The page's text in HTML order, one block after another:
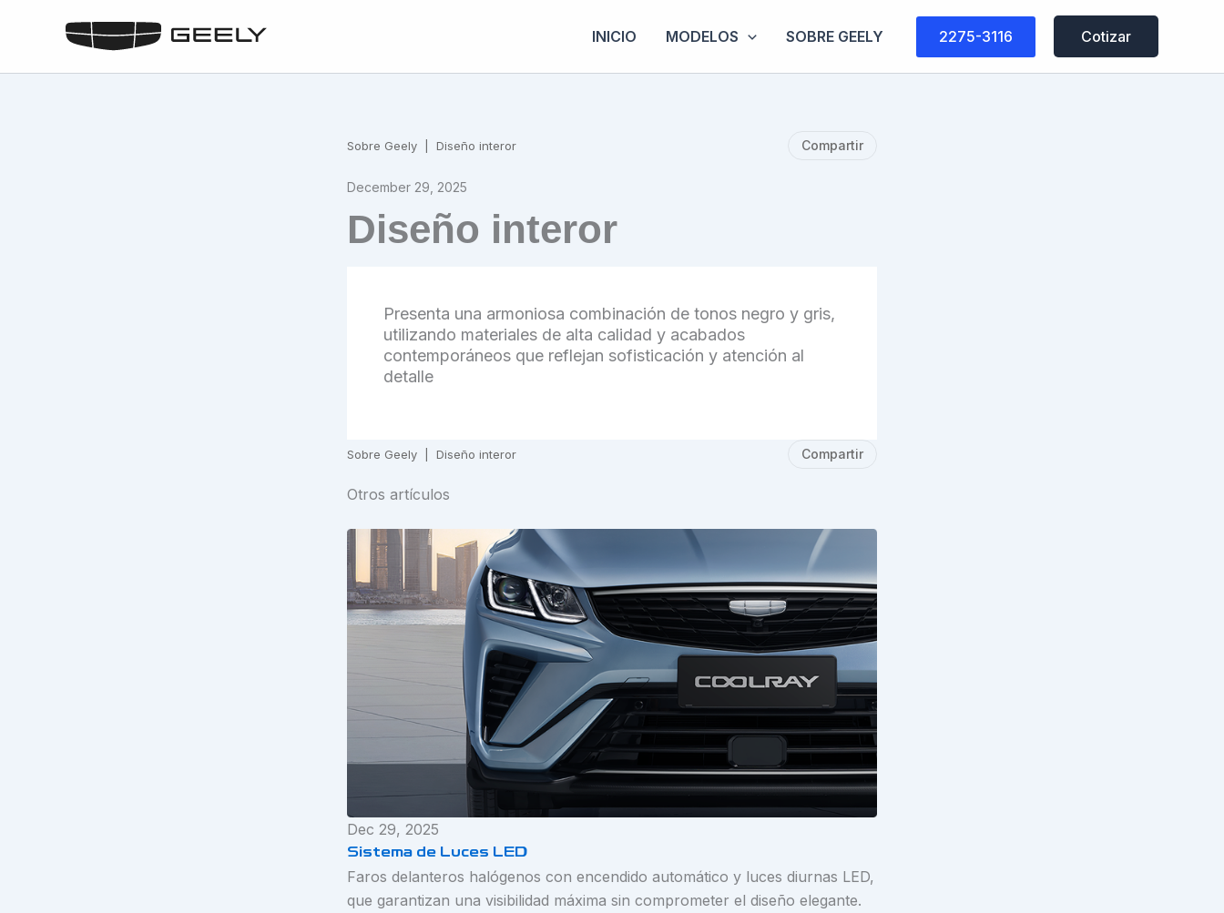
INICIO MODELOS SOBRE GEELY 2275-3116 Cotizar
Sobre Geely Diseño interor Compartir
December 29, 2025
Diseño interor
Presenta una armoniosa combinación de tonos negro y gris,
utilizando materiales de alta calidad y acabados
contemporáneos que reflejan sofisticación y atención al
detalle
Sobre Geely Diseño interor Compartir
Otros artículos
Dec 29, 2025
Sistema de Luces LED
Faros delanteros halógenos con encendido automático y luces diurnas LED,
que garantizan una visibilidad máxima sin comprometer el diseño elegante.